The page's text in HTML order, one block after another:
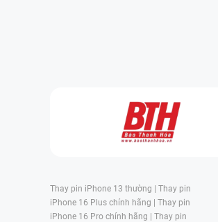
Thay pin iPhone 13 thường | Thay pin
iPhone 16 Plus chính hãng | Thay pin
iPhone 16 Pro chính hãng | Thay pin